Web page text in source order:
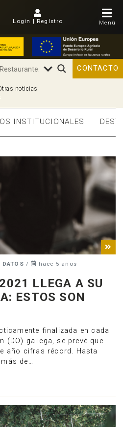
Login | Regístro Menú
CONTACTO
noticias
INSTITUCIONALES
/ hace 5 años
LLEGA A SU
ESTOS SON
finalizada en cada
(DO) gallega, se prevé que
año cifras récord. Hasta
de…